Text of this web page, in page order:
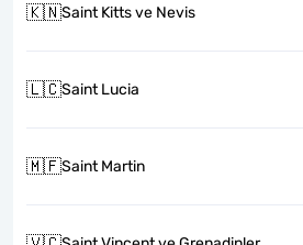
🇰🇳Saint Kitts ve Nevis
🇱🇨Saint Lucia
🇲🇫Saint Martin